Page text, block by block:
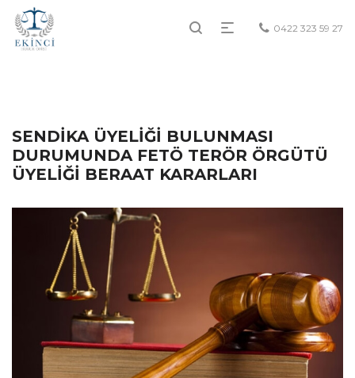
0422 323 59 27
SENDİKA ÜYELİĞİ BULUNMASI
DURUMUNDA FETÖ TERÖR ÖRGÜTÜ
ÜYELİĞİ BERAAT KARARLARI